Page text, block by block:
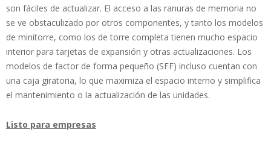
son fáciles de actualizar. El acceso a las ranuras de memoria no
se ve obstaculizado por otros componentes, y tanto los modelos
de minitorre, como los de torre completa tienen mucho espacio
interior para tarjetas de expansión y otras actualizaciones. Los
modelos de factor de forma pequeño (SFF) incluso cuentan con
una caja giratoria, lo que maximiza el espacio interno y simplifica
el mantenimiento o la actualización de las unidades.
Listo para empresas